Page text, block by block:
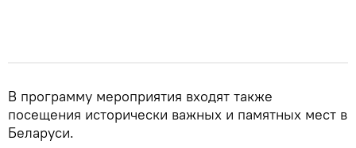
В программу мероприятия входят также
посещения исторически важных и памятных мест в
Беларуси.